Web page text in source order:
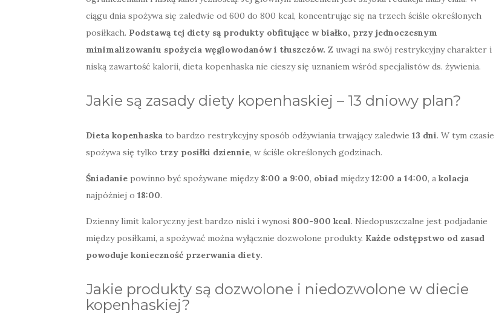
ciągu dnia spożywa się zaledwie od 600 do 800 kcal, koncentrując się na trzech ściśle określonych
posiłkach. Podstawą tej diety są produkty obfitujące w białko, przy jednoczesnym
minimalizowaniu spożycia węglowodanów i tłuszczów. Z uwagi na swój restrykcyjny charakter i
niską zawartość kalorii, dieta kopenhaska nie cieszy się uznaniem wśród specjalistów ds. żywienia.
Jakie są zasady diety kopenhaskiej – 13 dniowy plan?
Dieta kopenhaska to bardzo restrykcyjny sposób odżywiania trwający zaledwie 13 dni. W tym czasie
spożywa się tylko trzy posiłki dziennie, w ściśle określonych godzinach.
Śniadanie powinno być spożywane między 8:00 a 9:00, obiad między12:00 a 14:00, a kolacja
najpóźniej o 18:00.
Dzienny limit kaloryczny jest bardzo niski i wynosi 800-900 kcal. Niedopuszczalne jest podjadanie
między posiłkami, a spożywać można wyłącznie dozwolone produkty. Każde odstępstwo od zasad
powoduje konieczność przerwania diety.
Jakie produkty są dozwolone i niedozwolone w diecie
kopenhaskiej?